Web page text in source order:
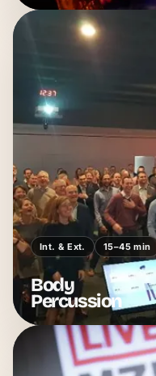
Int. & Ext. 15–45 min
Body
Percussion